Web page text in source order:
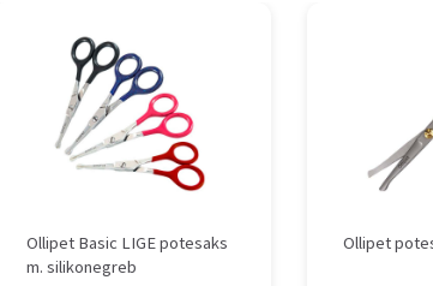
Ollipet Basic LIGE potesaks
m. silikonegreb
Ollipet